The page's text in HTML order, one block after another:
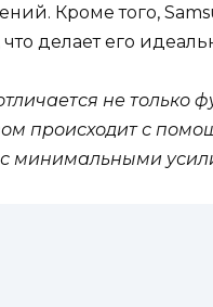
Кроме того,
делает его
не только
происходит с
минимальными